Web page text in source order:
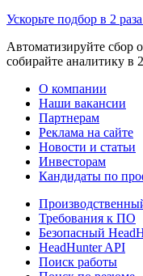
Ускорьте подбор в 2
Автоматизируйте сбор
собирайте аналитику в
О компании
Наши вакансии
Партнерам
Реклама на сайте
Новости и статьи
Инвесторам
Кандидаты по
Требования к ПО
Безопасный
HeadHunter API
Поиск работы